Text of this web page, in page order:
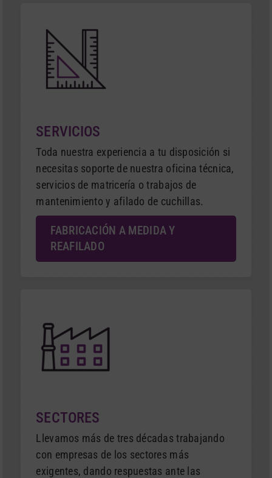
SERVICIOS
Toda nuestra experiencia a tu disposición si
necesitas soporte de nuestra oficina técnica,
servicios de matricería o trabajos de
mantenimiento y afilado de cuchillas.
FABRICACIÓN A MEDIDA Y
REAFILADO
SECTORES
Llevamos más de tres décadas trabajando
con empresas de los sectores más
exigentes, dando respuestas ante las